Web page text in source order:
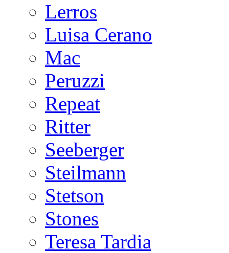
Lerros
Luisa Cerano
Mac
Peruzzi
Repeat
Ritter
Seeberger
Steilmann
Stetson
Stones
Teresa Tardia